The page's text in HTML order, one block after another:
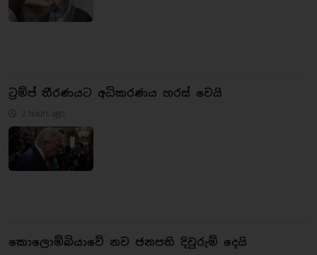
ට්‍රම්ප් තීරණයට අධිකරණය හරස් වෙයි
2 hours ago
කොලොම්බියාවේ නව ජනපති දිවුරුම් දෙයි